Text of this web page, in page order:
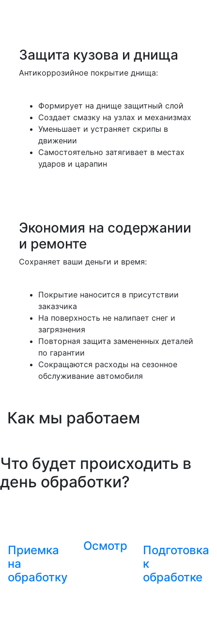
Защита кузова и днища
Антикоррозийное покрытие днища:
Формирует на днище защитный слой
Создает смазку на узлах и механизмах
Уменьшает и устраняет скрипы в
движении
Самостоятельно затягивает в местах
ударов и царапин
Экономия на содержании
и ремонте
Сохраняет ваши деньги и время:
Покрытие наносится в присутствии
заказчика
На поверхность не налипает снег и
загрязнения
Повторная защита замененных деталей
по гарантии
Сокращаются расходы на сезонное
обслуживание автомобиля
Как мы работаем
Что будет происходить в
день обработки?
Приемка
на
обработку
Осмотр
Подготовка
к
обработке